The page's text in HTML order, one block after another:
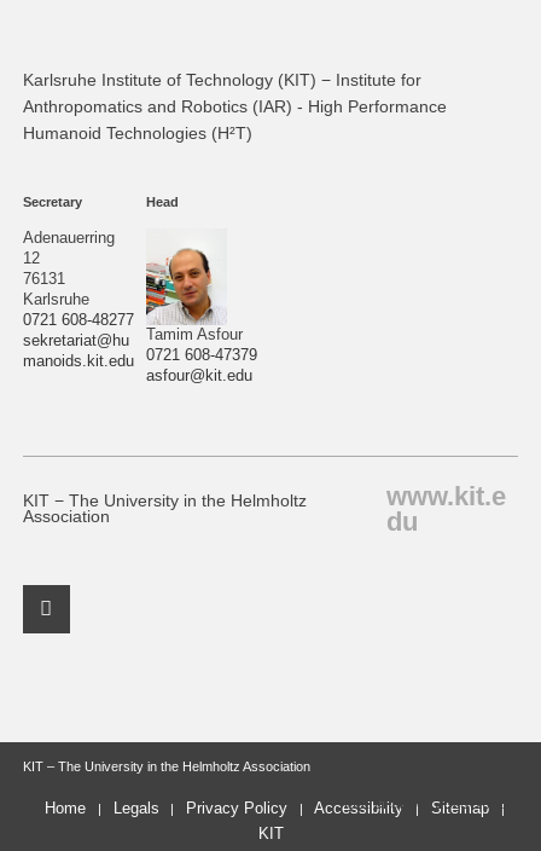
Karlsruhe Institute of Technology (KIT) − Institute for
Anthropomatics and Robotics (IAR) - High Performance
Humanoid Technologies (H²T)
Secretary
Adenauerring
12
76131
Karlsruhe
0721 608-48277
sekretariat@hu
manoids.kit.edu
Head
Tamim Asfour
0721 608-47379
asfour@kit.edu
KIT − The University in the Helmholtz
Association
www.kit.e
du
last change: 2025-10-22
KIT – The University in the Helmholtz Association
Home Legals Privacy Policy Accessibility
Sitemap
KIT